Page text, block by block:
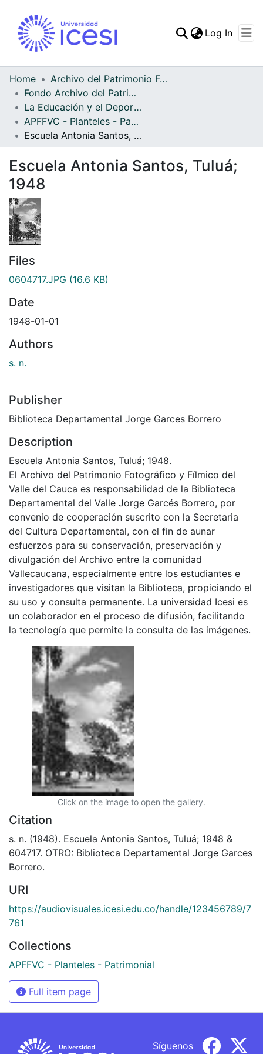
Log In
Home
Archivo del Patrimonio Fotográfico y Fílmico del Valle del Cauca
Fondo Archivo del Patrimonio Fotográfico y Fílmico del Valle del Cauca
La Educación y el Deporte
APFFVC - Planteles - Patrimonial
Escuela Antonia Santos, Tuluá; 1948
Escuela Antonia Santos, Tuluá;
1948
Files
0604717.JPG (16.6 KB)
Date
1948-01-01
Authors
s. n.
Publisher
Biblioteca Departamental Jorge Garces Borrero
Description
Escuela Antonia Santos, Tuluá; 1948.
El Archivo del Patrimonio Fotográfico y Fílmico del
Valle del Cauca es responsabilidad de la Biblioteca
Departamental del Valle Jorge Garcés Borrero, por
convenio de cooperación suscrito con la Secretaria
del Cultura Departamental, con el fin de aunar
esfuerzos para su conservación, preservación y
divulgación del Archivo entre la comunidad
Vallecaucana, especialmente entre los estudiantes e
investigadores que visitan la Biblioteca, propiciando el
su uso y consulta permanente. La universidad Icesi es
un colaborador en el proceso de difusión, facilitando
la tecnología que permite la consulta de las imágenes.
Click on the image to open the gallery.
Citation
s. n. (1948). Escuela Antonia Santos, Tuluá; 1948 &
604717. OTRO: Biblioteca Departamental Jorge Garces
Borrero.
URI
https://audiovisuales.icesi.edu.co/handle/123456789/7
761
Collections
APFFVC - Planteles - Patrimonial
Full item page
Síguenos